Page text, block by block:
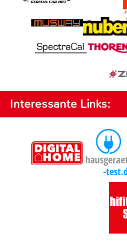
Interessante Links: